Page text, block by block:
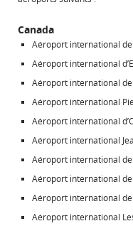
Canada
Aéroport international de
Aéroport international
Aéroport international de
Aéroport international
Aéroport international
Aéroport international
Aéroport international de
Aéroport international de
Aéroport international de
Aéroport international